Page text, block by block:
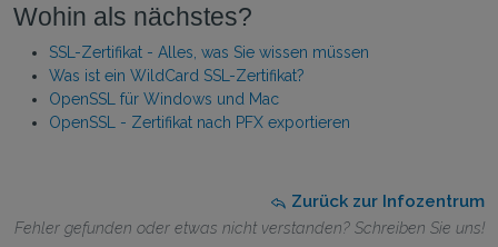
Wohin als nächstes?
SSL-Zertifikat - Alles, was Sie wissen müssen
Was ist ein WildCard SSL-Zertifikat?
OpenSSL für Windows und Mac
OpenSSL - Zertifikat nach PFX exportieren
Zurück zur Infozentrum
Fehler gefunden oder etwas nicht verstanden? Schreiben Sie uns!